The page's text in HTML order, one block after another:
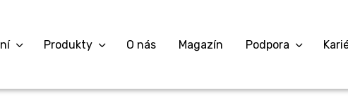
Produkty O nás Magazín Podpora